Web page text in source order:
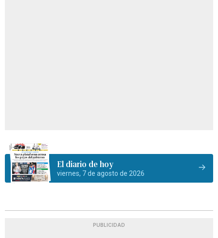
El diario de hoy
viernes, 7 de agosto de 2026
PUBLICIDAD